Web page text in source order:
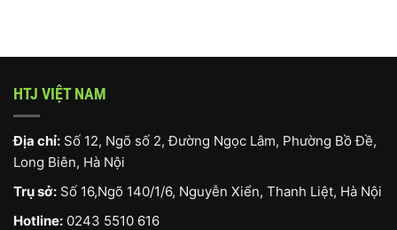
HTJ VIỆT NAM
Địa chỉ: Số 12, Ngõ số 2, Đường Ngọc Lâm, Phường Bồ Đề,
Long Biên, Hà Nội
Trụ sở: Số 16,Ngõ 140/1/6, Nguyễn Xiển, Thanh Liệt, Hà Nội
Hotline: 0243 5510 616